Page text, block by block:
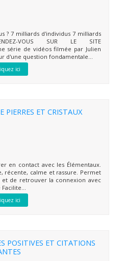
? 7 milliards d'individus 7 milliards
VOUS SUR LE SITE
série de vidéos filmée par Julien
d'une question fondamentale...
ici
PIERRES ET CRISTAUX
en contact avec les Élémentaux.
récente, calme et rassure. Permet
de retrouver la connexion avec
ici
POSITIVES ET CITATIONS